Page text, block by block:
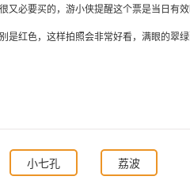
又必要买的，游小侠提醒这个票是当日有
红色，这样拍照会非常好看，满眼的翠绿
小七孔 荔波